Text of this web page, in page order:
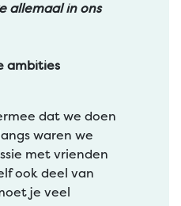
allemaal in ons
ambities
dat we doen
waren we
met vrienden
ook deel van
je veel